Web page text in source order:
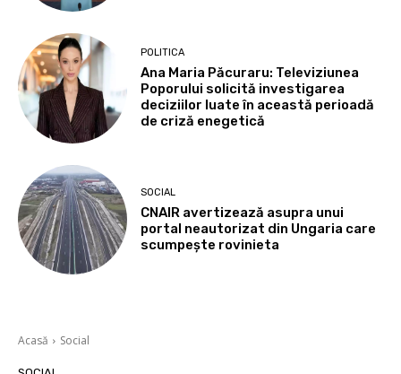
POLITICA
Ana Maria Păcuraru: Televiziunea
Poporului solicită investigarea
deciziilor luate în această perioadă
de criză enegetică
SOCIAL
CNAIR avertizează asupra unui
portal neautorizat din Ungaria care
scumpește rovinieta